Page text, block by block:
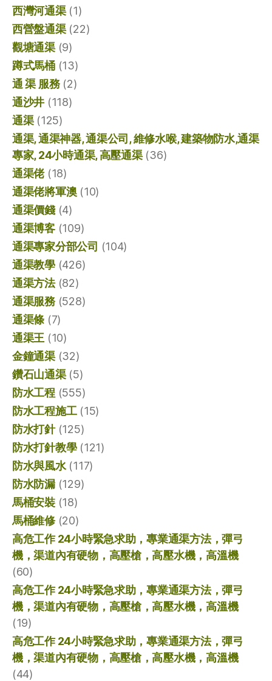
西灣河通渠(1)
西營盤通渠(22)
觀塘通渠(9)
蹲式馬桶(13)
通 渠 服務(2)
通沙井 (118)
通渠(125)
通渠, 通渠神器, 通渠公司, 維修水喉, 建築物防水,通渠
專家, 24小時通渠, 高壓通渠(36)
通渠佬(18)
通渠佬將軍澳(10)
通渠價錢(4)
通渠博客(109)
通渠專家分部公司 (104)
通渠教學(426)
通渠方法(82)
通渠服務(528)
通渠條 (7)
通渠王 (10)
金鐘通渠(32)
鑽石山通渠(5)
防水工程(555)
防水工程施工(15)
防水打針(125)
防水打針教學(121)
防水與風水(117)
防水防漏(129)
馬桶安裝(18)
馬桶維修(20)
高危工作 24小時緊急求助，專業通渠方法，彈弓
機，渠道內有硬物，高壓槍，高壓水機，高溫機
(60)
高危工作 24小時緊急求助，專業通渠方法，彈弓
機，渠道內有硬物，高壓槍，高壓水機，高溫機
(19)
高危工作 24小時緊急求助，專業通渠方法，彈弓
機，渠道內有硬物，高壓槍，高壓水機，高溫機
(44)